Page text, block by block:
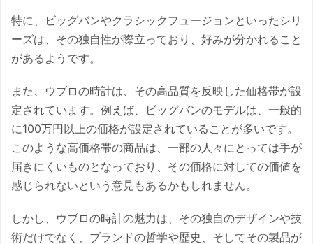
特に、ビッグバンやクラシックフュージョンといったシリ
ーズは、その独自性が際立っており、好みが分かれること
があるようです。
また、ウブロの時計は、その高品質を反映した価格帯が設
定されています。例えば、ビッグバンのモデルは、一般的
に100万円以上の価格が設定されていることが多いです。
このような高価格帯の商品は、一部の人々にとっては手が
届きにくいものとなっており、その価格に対しての価値を
感じられないという意見もあるかもしれません。
しかし、ウブロの時計の魅力は、その独自のデザインや技
術だけでなく、ブランドの哲学や歴史、そしてその製品が